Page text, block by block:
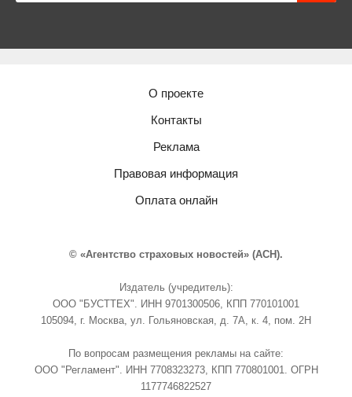
О проекте
Контакты
Реклама
Правовая информация
Оплата онлайн
© «Агентство страховых новостей» (АСН).
Издатель (учредитель):
ООО "БУСТТЕХ". ИНН 9701300506, КПП 770101001
105094, г. Москва, ул. Гольяновская, д. 7А, к. 4, пом. 2Н
По вопросам размещения рекламы на сайте:
ООО "Регламент". ИНН 7708323273, КПП 770801001. ОГРН
1177746822527